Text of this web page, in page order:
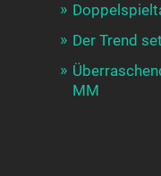
Der Trend
MM